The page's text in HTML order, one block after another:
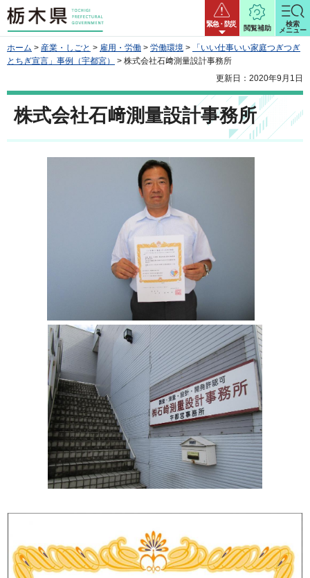
栃木県 緊急・防災
閲覧補助
検索
メニュー
ホーム > 産業・しごと > 雇用・労働 > 労働環境 >
「いい仕事いい家庭つぎつぎ
とちぎ宣言」事例（宇都宮）
> 株式会社石﨑測量設計事務所
更新日：2020年9月1日
株式会社石﨑測量設計事務所